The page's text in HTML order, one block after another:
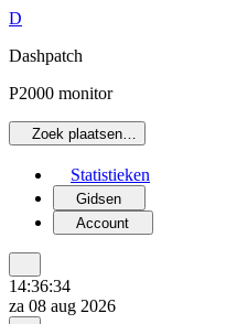
D
Dashpatch
P2000 monitor
Zoek plaatsen…
Statistieken
Gidsen
Account
14:36:34
za 08 aug 2026